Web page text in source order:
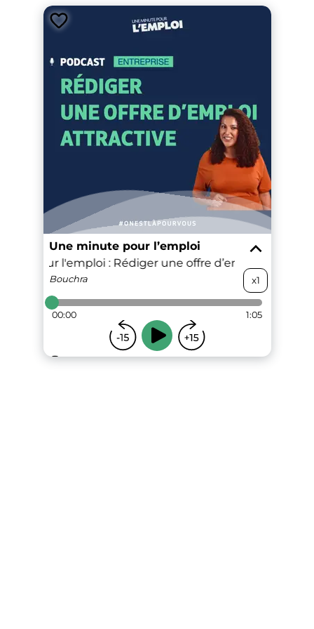
Une minute pour l’emploi
pour l'emploi : Rédiger une offre d’emploi
Bouchra x1
00:00 1:05
...